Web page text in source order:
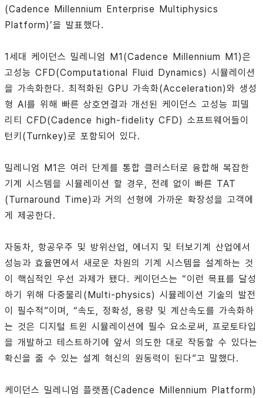
(Cadence Millennium Enterprise Multiphysics
Platform)’을 발표했다.
1세대 케이던스 밀레니엄 M1(Cadence Millennium M1)은
고성능 CFD(Computational Fluid Dynamics) 시뮬레이션
을 가속화한다. 최적화된 GPU 가속화(Acceleration)와 생성
형 AI를 위해 빠른 상호연결과 개선된 케이던스 고성능 피델
리티 CFD(Cadence high-fidelity CFD) 소프트웨어들이
턴키(Turnkey)로 포함되어 있다.
밀레니엄 M1은 여러 단계를 통합 클러스터로 융합해 복잡한
기계 시스템을 시뮬레이션 할 경우, 전례 없이 빠른 TAT
(Turnaround Time)과 거의 선형에 가까운 확장성을 고객에
게 제공한다.
자동차, 항공우주 및 방위산업, 에너지 및 터보기계 산업에서
성능과 효율면에서 새로운 차원의 기계 시스템을 설계하는 것
이 핵심적인 우선 과제가 됐다. 케이던스는 “이런 목표를 달성
하기 위해 다중물리(Multi-physics) 시뮬레이션 기술의 발전
이 필수적”이며, “속도, 정확성, 용량 및 계산속도를 가속화하
는 것은 디지털 트윈 시뮬레이션에 필수 요소로써, 프로토타입
을 개발하고 테스트하기에 앞서 의도한 대로 작동할 수 있다는
확신을 줄 수 있는 설계 혁신의 원동력이 된다”고 말했다.
케이던스 밀레니엄 플랫폼(Cadence Millennium Platform)